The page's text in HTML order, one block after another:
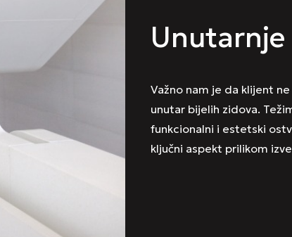
Važno nam je da klijent
unutar bijelih zidova.
funkcionalni i estetski
ključni aspekt prilikom